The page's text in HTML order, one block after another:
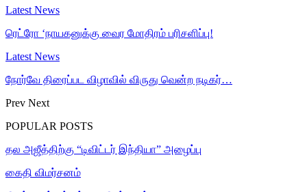
Latest News
ரெட்ரோ ‘நாயகனுக்கு வைர மோதிரம் பரிசளிப்பு!
Latest News
நோர்வே திரைப்பட விழாவில் விருது வென்ற நடிகர்…
Prev Next
POPULAR POSTS
தல அஜீத்திற்கு “டிவிட்டர் இந்தியா” அழைப்பு
கைதி விமர்சனம்